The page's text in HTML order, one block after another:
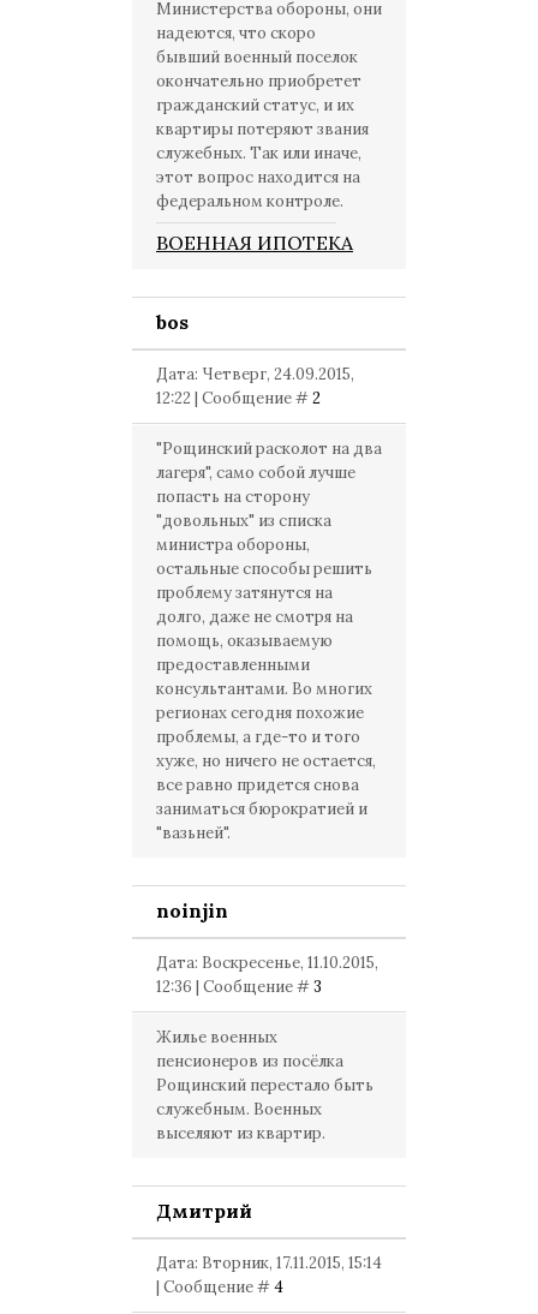
Министерства обороны, они
надеются, что скоро
бывший военный поселок
окончательно приобретет
гражданский статус, и их
квартиры потеряют звания
служебных. Так или иначе,
этот вопрос находится на
федеральном контроле.
ВОЕННАЯ ИПОТЕКА
bos
Дата: Четверг, 24.09.2015,
12:22 | Сообщение #2
"Рощинский расколот на два
лагеря", само собой лучше
попасть на сторону
"довольных" из списка
министра обороны,
остальные способы решить
проблему затянутся на
долго, даже не смотря на
помощь, оказываемую
предоставленными
консультантами. Во многих
регионах сегодня похожие
проблемы, а где-то и того
хуже, но ничего не остается,
все равно придется снова
заниматься бюрократией и
"вазьней".
noinjin
Дата: Воскресенье, 11.10.2015,
12:36 | Сообщение #3
Жилье военных
пенсионеров из посёлка
Рощинский перестало быть
служебным. Военных
выселяют из квартир.
Дмитрий
Дата: Вторник, 17.11.2015, 15:14
| Сообщение #4